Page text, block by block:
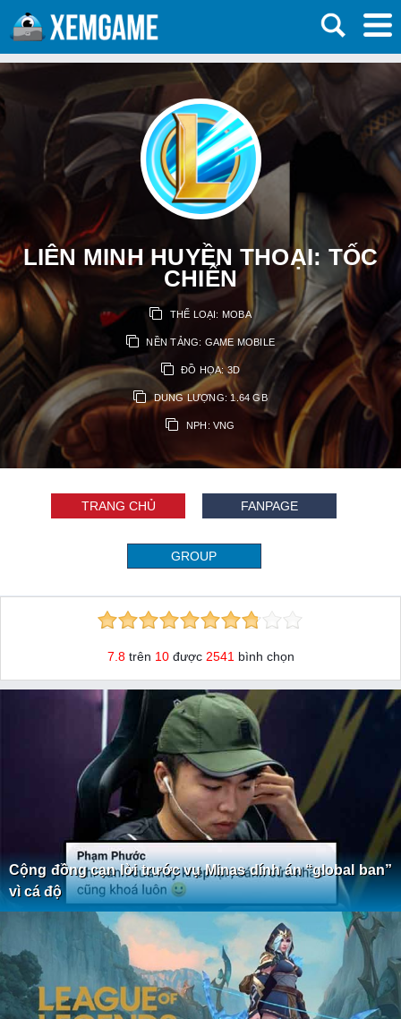
LIÊN MINH HUYỀN THOẠI: TỐC
CHIẾN
THỂ LOẠI: MOBA
NỀN TẢNG: GAME MOBILE
ĐỒ HỌA: 3D
DUNG LƯỢNG: 1.64 GB
NPH: VNG
TRANG CHỦ FANPAGE
GROUP
7.8trên 10được 2541 bình chọn
Cộng đồng cạn lời trước vụ Minas dính án “global ban”
vì cá độ